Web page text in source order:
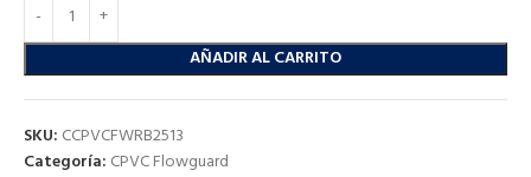
AÑADIR AL CARRITO
SKU: CCPVCFWRB2513
Categoría: CPVC Flowguard